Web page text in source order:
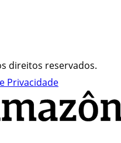
direitos reservados.
Privacidade